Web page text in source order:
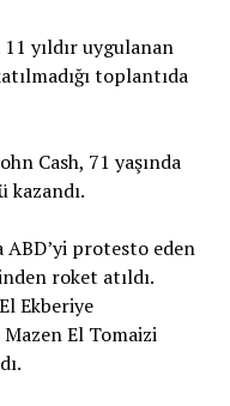
yıldır uygulanan
toplantıda
Cash, 71 yaşında
kazandı.
ABD’yi protesto eden
roket atıldı.
Ekberiye
El Tomaizi